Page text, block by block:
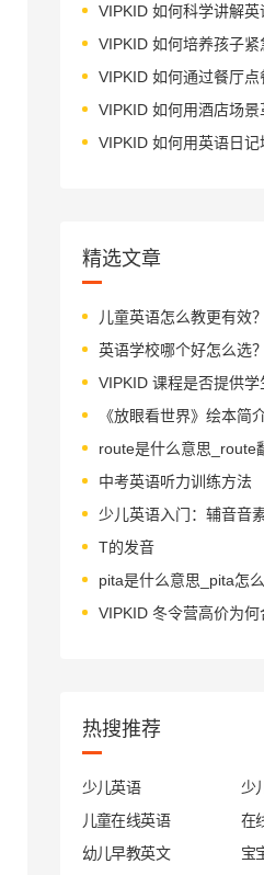
VIPKID 如何科学讲解英
精选文章
儿童英语怎么教更有效？
英语学校哪个好怎么选？
《放眼看世界》绘本简
中考英语听力训练方法
T的发音
VIPKID 冬令营高价为何
热搜推荐
少儿英语
少
儿童在线英语
在
幼儿早教英文
宝